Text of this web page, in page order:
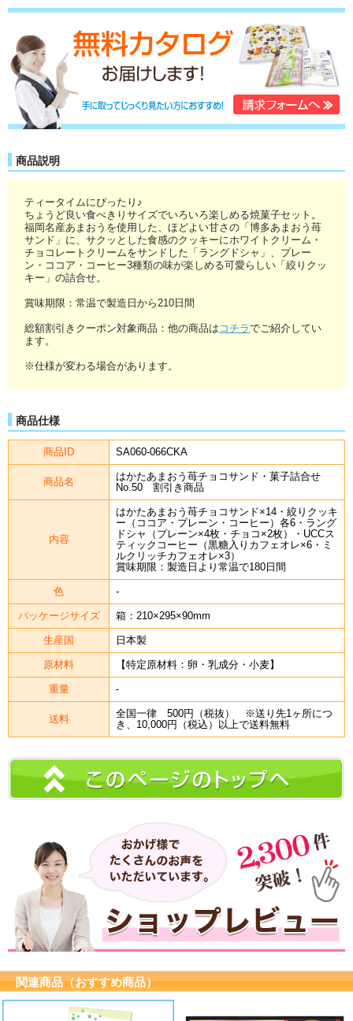
商品説明
ティータイムにぴったり♪
ちょうど良い食べきりサイズでいろいろ楽しめる焼菓子セット。
福岡名産あまおうを使用した、ほどよい甘さの「博多あまおう苺
サンド」に、サクッとした食感のクッキーにホワイトクリーム・
チョコレートクリームをサンドした「ラングドシャ」、プレー
ン・ココア・コーヒー3種類の味が楽しめる可愛らしい「絞りクッ
キー」の詰合せ。
賞味期限：常温で製造日から210日間
総額割引きクーポン対象商品：他の商品は コチラでご紹介してい
ます。
※仕様が変わる場合があります。
商品仕様
商品ID SA060-066CKA
商品名
はかたあまおう苺チョコサンド・菓子詰合せ
No.50 割引き商品
内容
はかたあまおう苺チョコサンド×14・絞りクッキ
ー（ココア・プレーン・コーヒー）各6・ラング
ドシャ（プレーン×4枚・チョコ×2枚）・UCCス
ティックコーヒー（黒糖入りカフェオレ×6・ミ
ルクリッチカフェオレ×3）
賞味期限：製造日より常温で180日間
色 -
パッケージサイズ 箱：210×295×90mm
生産国 日本製
原材料 【特定原材料：卵・乳成分・小麦】
重量 -
送料
全国一律 500円（税抜） ※送り先1ヶ所につ
き、10,000円（税込）以上で送料無料
関連商品（おすすめ商品）